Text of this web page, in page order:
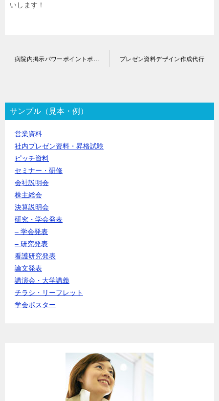
いします！
ゲ
ー
シ
プレゼン資料デザイン作成代行
サンプル（見本・例）
営業資料
社内プレゼン資料・昇格試験
ピッチ資料
セミナー・研修
会社説明会
株主総会
決算説明会
研究・学会発表
– 学会発表
– 研究発表
看護研究発表
論文発表
講演会・大学講義
チラシ・リーフレット
学会ポスター